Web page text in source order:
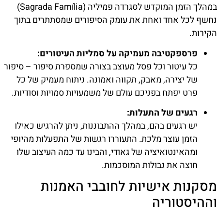
במהלך הזמן המוקדש לסגרדה פמיליה (Sagrada Família)
נחשף לכל אחד ואחת את עומק הסיפורים שמסתתרים בתוך
הקירות.
פרספקטיבה מעמיקה על סמליות העיטורים:
כל עיטור וכל פסל מעוצב בצורה שמספרת סיפור – סיפור
של יצירה, מאבק, תקווה ואמונה. ניתוח מעמיק של כל
פרט יפתח בפניכם עולם של משמעויות סמויות וסודיות.
רגעים של התעלות:
יש רגעים בהם, במהלך ההתבוננות, ניתן להרגיש כאילו
הזמן עוצר מלכת. התעוררו רגשות של התפעלות מהיופי
ומהאינטואיציה של גאודי, והבינו עד כמה העיצוב שלו
חוצה את גבולות המוסכמות.
מסקנות אישיות לחובבי האמנות
וההיסטוריה